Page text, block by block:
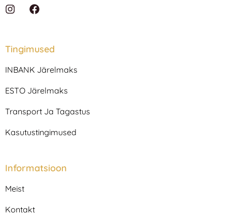
I
a
r
m
F
a
b
o
Tingimused
INBANK Järelmaks
ESTO Järelmaks
Transport Ja Tagastus
Kasutustingimused
Informatsioon
Meist
Kontakt